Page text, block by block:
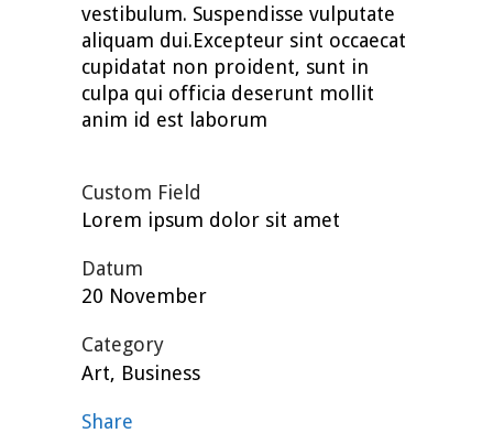
vestibulum. Suspendisse vulputate
aliquam dui.Excepteur sint occaecat
cupidatat non proident, sunt in
culpa qui officia deserunt mollit
anim id est laborum
Custom Field
Lorem ipsum dolor sit amet
Datum
20 November
Category
Art, Business
Share